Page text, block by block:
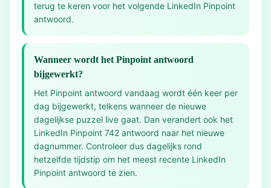
terug te keren voor het volgende LinkedIn Pinpoint
antwoord.
Wanneer wordt het Pinpoint antwoord
bijgewerkt?
Het Pinpoint antwoord vandaag wordt één keer per
dag bijgewerkt, telkens wanneer de nieuwe
dagelijkse puzzel live gaat. Dan verandert ook het
LinkedIn Pinpoint 742 antwoord naar het nieuwe
dagnummer. Controleer dus dagelijks rond
hetzelfde tijdstip om het meest recente LinkedIn
Pinpoint antwoord te zien.